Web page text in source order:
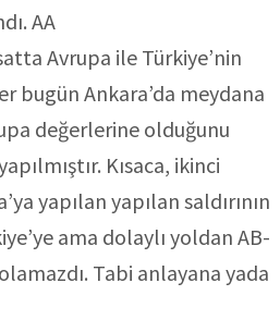
AA
Avrupa ile Türkiye’nin
bugün Ankara’da meydana
değerlerine olduğunu
Kısaca, ikinci
yapılan yapılan saldırının
ama dolaylı yoldan AB-
Tabi anlayana yada